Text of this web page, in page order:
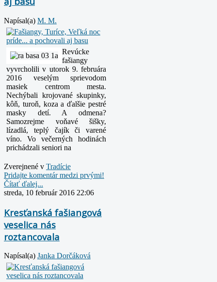
Napísal(a) M. M.
Revúcke
fašiangy
vyvrcholili v utorok 9. februára
2016 veselým sprievodom
masiek centrom mesta.
Nechýbali krojované skupinky,
kôň, turoň, koza a ďalšie pestré
masky detí. A odmena?
Samozrejme voňavé šišky,
lízadlá, teplý čajík či varené
víno. Vo večerných hodinách
prichádzali seniori na
Zverejnené v Tradície
Pridajte komentár medzi prvými!
Čítať ďalej...
streda, 10 február 2016 22:06
Kresťanská fašiangová
veselica nás
roztancovala
Napísal(a) Janka Dorčáková